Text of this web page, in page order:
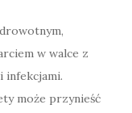
w walce z
infekcjami.
może przynieść